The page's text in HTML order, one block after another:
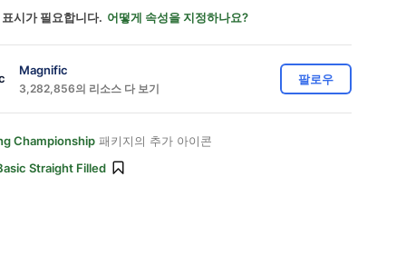
시가 필요합니다. 어떻게 속성을 지정하나요?
Magnific
3,282,856의 리소스 다 보기
팔로우
Championship 패키지의 추가 아이콘
Straight Filled